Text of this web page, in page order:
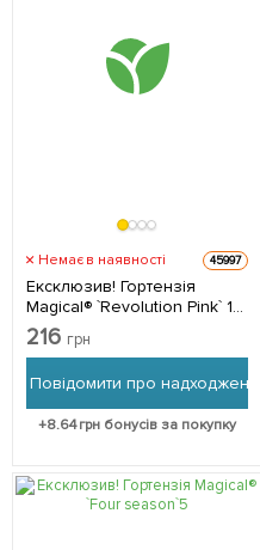
Немає в наявності 45997
Ексклюзив! Гортензія
Magical® `Revolution Pink` 1
саджанець в упаковці
216 грн
Повідомити про надходження
+8.64грн бонусів за покупку